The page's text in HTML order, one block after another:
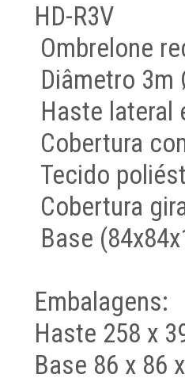
HD-R3V
Ombrelone
Diâmetro 3m
Haste lateral
Cobertura
Tecido
Cobertura
Base
Embalagens:
Haste 258 x
Base 86 x 86